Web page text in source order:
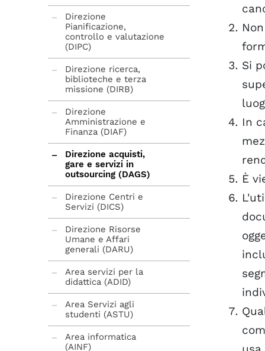
Si
In
È
Composizione organi
Dipartimento di
Scienze Economiche e
Statistiche - DIES
Dipartimento di
Scienze Giuridiche -
DISG
Dipartimento di
Scienze matematiche,
informatiche e fisiche
- DMIF
Dipartimento di Studi
umanistici e del
patrimonio culturale -
Dipartimento
Politecnico di
ingegneria e
architettura - DPIA
Direzione
Pianificazione,
controllo e valutazione
(DIPC)
Direzione ricerca,
biblioteche e terza
missione (DIRB)
Direzione
Amministrazione e
Finanza (DIAF)
Direzione acquisti,
gare e servizi in
outsourcing (DAGS)
Direzione Centri e
Servizi (DICS)
Direzione Risorse
Umane e Affari
generali (DARU)
Area servizi per la
didattica (ADID)
Area Servizi agli
studenti (ASTU)
Area informatica
(AINF)